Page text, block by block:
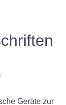
Geräte zur